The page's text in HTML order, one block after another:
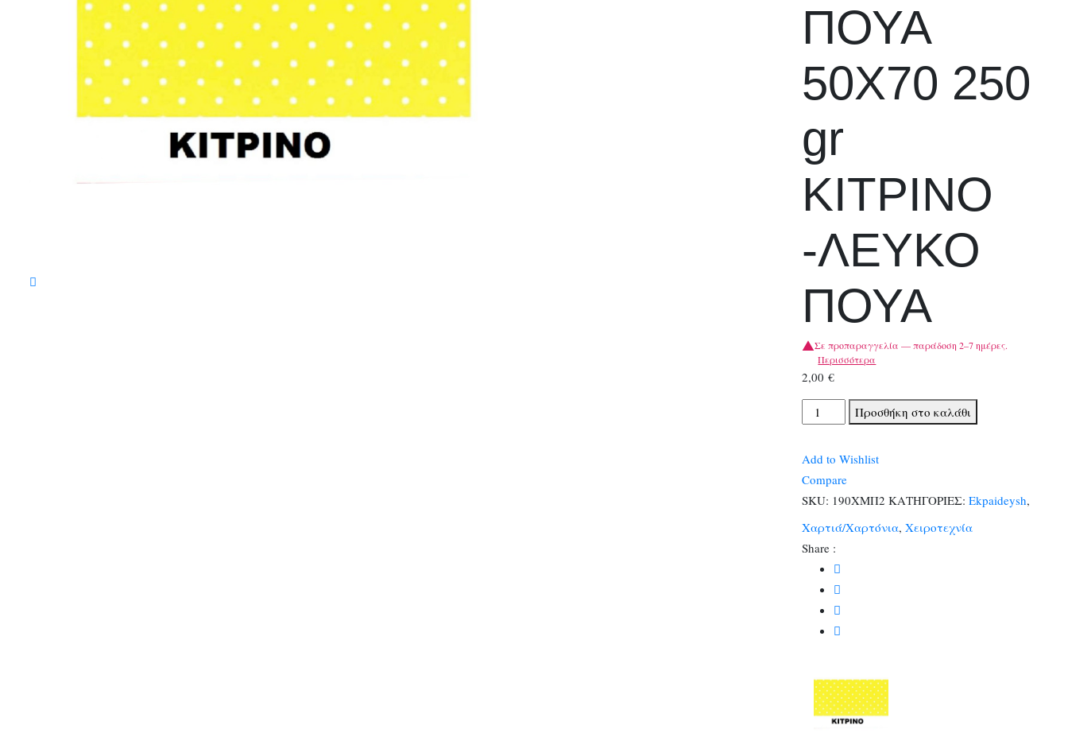
ΠΟΥΑ
50Χ70 250
gr
ΚΙΤΡΙΝΟ
-ΛΕΥΚΟ
ΠΟΥΑ
Σε προπαραγγελία — παράδοση 2–7 ημέρες.
Περισσότερα
2,00€
ΧΑΡΤΟΝΙΑ
ΜΙΝΙ
ΚΙΤΡΙΝΟ
-ΛΕΥΚΟ
ΠΟΥΑ
ποσότητα
Προσθήκη στο καλάθι
Add to Wishlist
Compare
SKU: 190ΧΜΠ2 ΚΑΤΗΓΟΡΙΕΣ: Ekpaideysh,
Χαρτιά/Χαρτόνια,Χειροτεχνία
Share :